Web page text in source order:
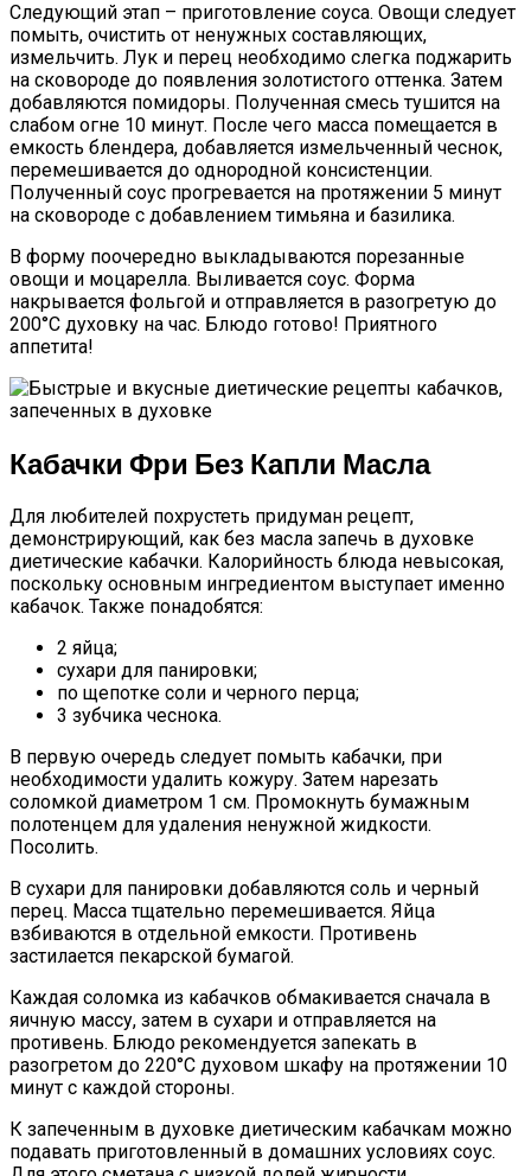
Следующий этап – приготовление соуса. Овощи следует
помыть, очистить от ненужных составляющих,
измельчить. Лук и перец необходимо слегка поджарить
на сковороде до появления золотистого оттенка. Затем
добавляются помидоры. Полученная смесь тушится на
слабом огне 10 минут. После чего масса помещается в
емкость блендера, добавляется измельченный чеснок,
перемешивается до однородной консистенции.
Полученный соус прогревается на протяжении 5 минут
на сковороде с добавлением тимьяна и базилика.
В форму поочередно выкладываются порезанные
овощи и моцарелла. Выливается соус. Форма
накрывается фольгой и отправляется в разогретую до
200°C духовку на час. Блюдо готово! Приятного
аппетита!
Кабачки Фри Без Капли Масла
Для любителей похрустеть придуман рецепт,
демонстрирующий, как без масла запечь в духовке
диетические кабачки. Калорийность блюда невысокая,
поскольку основным ингредиентом выступает именно
кабачок. Также понадобятся:
2 яйца;
сухари для панировки;
по щепотке соли и черного перца;
3 зубчика чеснока.
В первую очередь следует помыть кабачки, при
необходимости удалить кожуру. Затем нарезать
соломкой диаметром 1 см. Промокнуть бумажным
полотенцем для удаления ненужной жидкости.
Посолить.
В сухари для панировки добавляются соль и черный
перец. Масса тщательно перемешивается. Яйца
взбиваются в отдельной емкости. Противень
застилается пекарской бумагой.
Каждая соломка из кабачков обмакивается сначала в
яичную массу, затем в сухари и отправляется на
противень. Блюдо рекомендуется запекать в
разогретом до 220°C духовом шкафу на протяжении 10
минут с каждой стороны.
К запеченным в духовке диетическим кабачкам можно
подавать приготовленный в домашних условиях соус.